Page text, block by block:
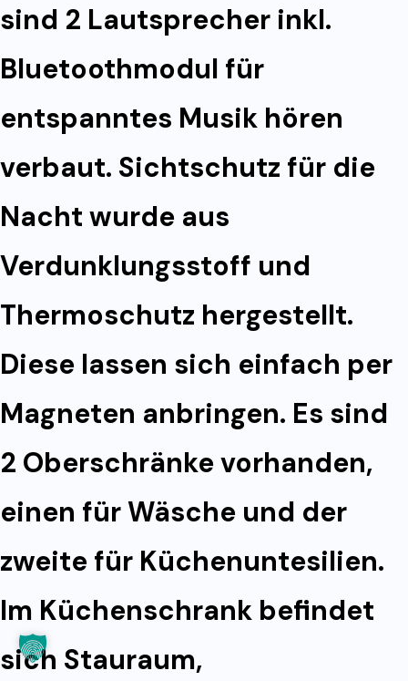
sind 2 Lautsprecher inkl.
Bluetoothmodul für
entspanntes Musik hören
verbaut. Sichtschutz für die
Nacht wurde aus
Verdunklungsstoff und
Thermoschutz hergestellt.
Diese lassen sich einfach per
Magneten anbringen. Es sind
2 Oberschränke vorhanden,
einen für Wäsche und der
zweite für Küchenuntesilien.
Im Küchenschrank befindet
sich Stauraum,